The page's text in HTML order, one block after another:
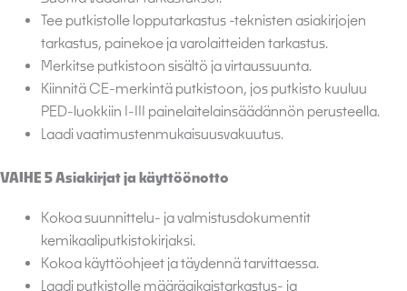
Tee putkistolle lopputarkastus -teknisten asiakirjojen
tarkastus, painekoe ja varolaitteiden tarkastus.
Merkitse putkistoon sisältö ja virtaussuunta.
Kiinnitä CE-merkintä putkistoon, jos putkisto kuuluu
PED-luokkiin I-III painelaitelainsäädännön perusteella.
Laadi vaatimustenmukaisuusvakuutus.
VAIHE 5 Asiakirjat ja käyttöönotto
Kokoa suunnittelu- ja valmistusdokumentit
kemikaaliputkistokirjaksi.
Kokoa käyttöohjeet ja täydennä tarvittaessa.
Laadi putkistolle määräaikaistarkastus- ja